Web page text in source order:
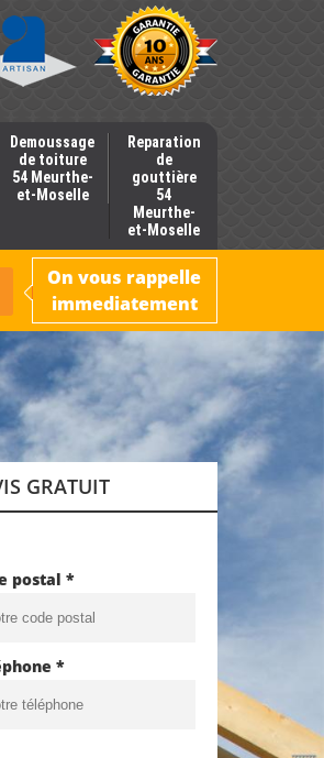
Demoussage
de toiture
54 Meurthe-
et-Moselle
Reparation
de
gouttière
54
Meurthe-
et-Moselle
On vous rappelle
immediatement
GRATUIT
postal *
*